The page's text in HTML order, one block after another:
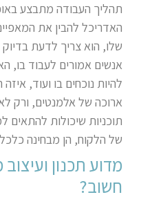
תהליך העבודה מתבצע
האדריכל להבין את
שלו, הוא צריך לדעת
אנשים אמורים לעבוד בו,
להיות נוכחים בו ועוד,
ארוכה של אלמנטים, ורק
תוכניות שיכולות להתאים
של הלקוח, הן מבחינה
מדוע תכנון
חשוב?